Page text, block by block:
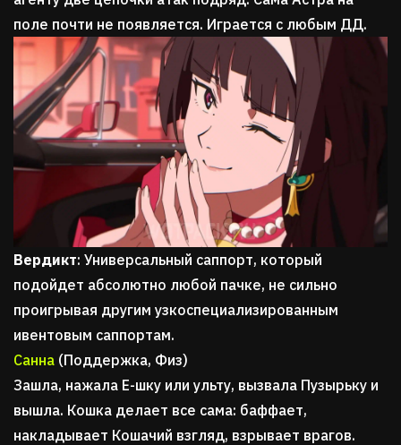
поле почти не появляется. Играется с любым ДД.
Вердикт: Универсальный саппорт, который
подойдет абсолютно любой пачке, не сильно
проигрывая другим узкоспециализированным
ивентовым саппортам.
Санна (Поддержка, Физ)
Зашла, нажала Е-шку или ульту, вызвала Пузырьку и
вышла. Кошка делает все сама: баффает,
накладывает Кошачий взгляд, взрывает врагов.